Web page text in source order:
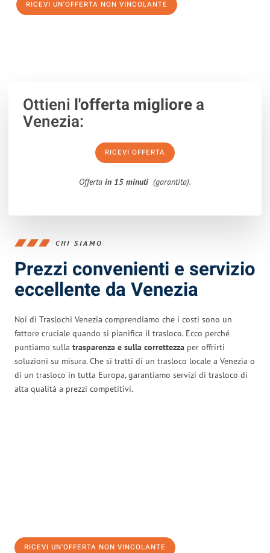
RICEVI UN'OFFERTA NON VINCOLANTE
Ottieni l'offerta migliorea
Venezia:
RICEVI OFFERTA
Offerta in 15 minuti (garantita).
CHI SIAMO
Prezzi convenienti e servizio
eccellente da Venezia
Noi di Traslochi Venezia comprendiamo che i costi sono un
fattore cruciale quando si pianifica il trasloco. Ecco perché
puntiamo sulla trasparenza e sulla correttezza per offrirti
soluzioni su misura. Che si tratti di un trasloco locale a Venezia o
di un trasloco in tutta Europa, garantiamo servizi di trasloco di
alta qualità a prezzi competitivi.
RICEVI UN'OFFERTA NON VINCOLANTE